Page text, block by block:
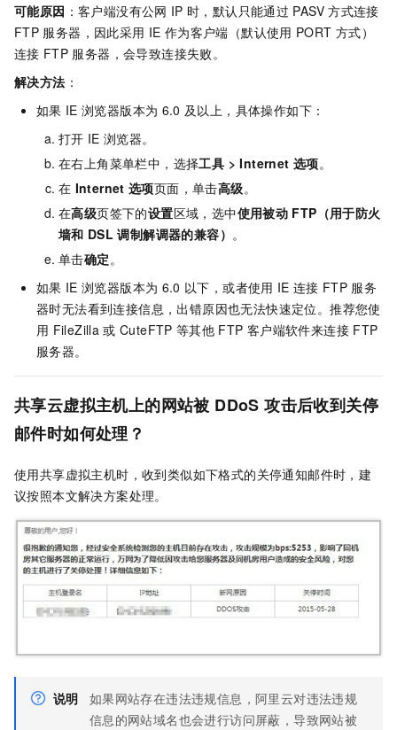
可能原因 ：客户端没有公网 IP 时，默认只能通过 PASV 方式连接
FTP 服务器，因此采用 IE 作为客户端（默认使用 PORT 方式）
连接 FTP 服务器，会导致连接失败。
解决方法 ：
如果 IE 浏览器版本为 6.0 及以上，具体操作如下：
打开 IE 浏览器。
在右上角菜单栏中，选择工具 >Internet 选项。
在 Internet 选项页面，单击高级。
在高级页签下的设置区域，选中使用被动 FTP（用于防火
墙和 DSL 调制解调器的兼容） 。
单击确定 。
如果 IE 浏览器版本为 6.0 以下，或者使用 IE 连接 FTP 服务
器时无法看到连接信息，出错原因也无法快速定位。推荐您使
用 FileZilla 或 CuteFTP 等其他 FTP 客户端软件来连接 FTP
服务器。
共享云虚拟主机上的网站被 DDoS 攻击后收到关停
邮件时如何处理？
使用共享虚拟主机时，收到类似如下格式的关停通知邮件时，建
议按照本文解决方案处理。
说明
如果网站存在违法违规信息，阿里云对违法违规
信息的网站域名也会进行访问屏蔽，导致网站被